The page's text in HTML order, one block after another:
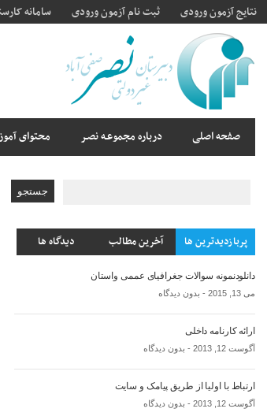
نتایج آزمون ورودی ثبت نام آزمون ورودی سامانه
صفحه اصلی درباره مجموعـه نصـر محتوای
پربازدیدترین ها آخرین مطالب دیدگاه ها
دانلودنمونه سوالات جغرافیای عممی واستان
می 13, 2015 - بدون دیدگاه
ارائه کارنامه داخلی
آگوست 12, 2013 - بدون دیدگاه
ارتباط با اولیا از طریق پیامک و سایت
آگوست 12, 2013 - بدون دیدگاه